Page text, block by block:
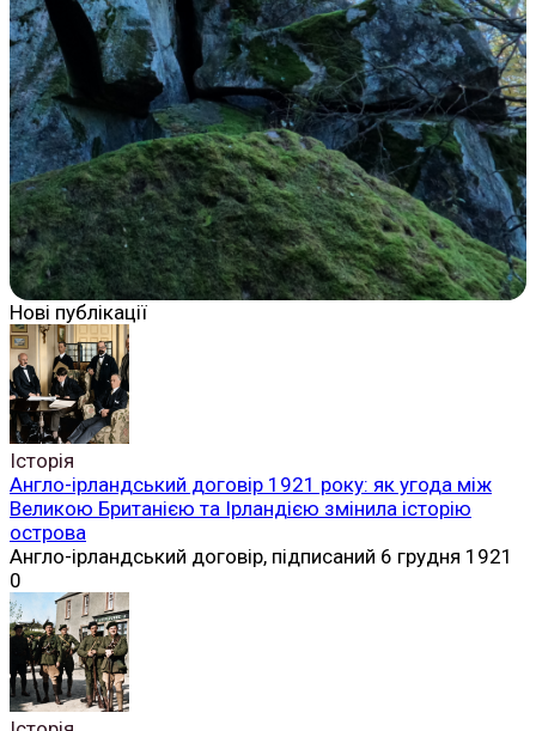
Нові публікації
Історія
Англо-ірландський договір 1921 року: як угода між
Великою Британією та Ірландією змінила історію
острова
Англо-ірландський договір, підписаний 6 грудня 1921
0